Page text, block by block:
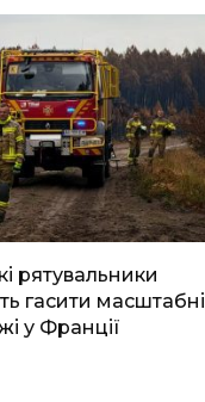
рятувальники
гасити масштабні
у Франції